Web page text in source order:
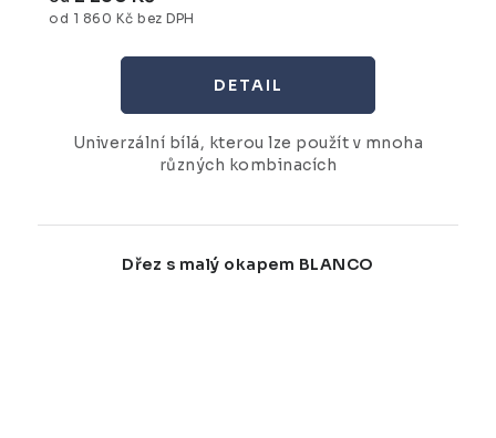
od 1 860 Kč bez DPH
Univerzální bílá, kterou lze použít v mnoha
různých kombinacích
Dřez s malý okapem BLANCO